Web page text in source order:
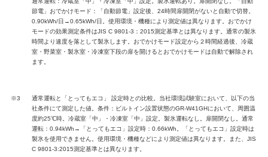
節電」おでかけモード：「自動節電」設定後、24時間扉開閉がないと自動で切替。
0.90kWh/日→0.65kWh/日。使用環境・機種により測定値は異なります。おでかけ
モードの効果測定条件はJIS C 9801-3：2015測定基準とは異なります。通常の製氷
時間より速度を落として製氷します。おでかけモード設定から２時間経過後、冷蔵
室・野菜室・製氷室・冷凍室下段の扉を開けるとおでかけモードは自動で解除され
ます。
※3
通常運転と「とってもエコ」 設定時との比較。当社環境試験室において、以下の当
社条件にて測定した値。条件：ビルトイン設置状態のGR-W41GHにおいて、周囲温
度約25℃時。冷蔵室「中」・冷凍室「中」設定。製氷運転なし。扉開閉なし。通常
運転：0.94kWh→「とってもエコ」設定時：0.66kWh。「とってもエコ」設定時は
製氷を使用できません。使用環境・機種などにより測定値は異なります。また、JIS
C 9801-3:2015測定基準とは異なります。